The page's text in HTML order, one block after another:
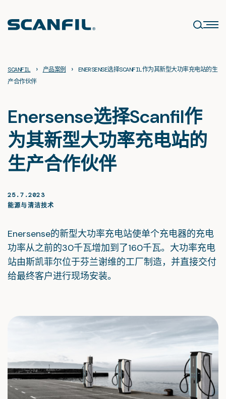
content
SCANFIL › 产品案例 ›
ENERSENSE选择SCANFIL作为其新型大功率充电站的生
产合作伙伴
Enersense选择Scanfil作
为其新型大功率充电站的
生产合作伙伴
25.7.2023
能源与清洁技术
Enersense的新型大功率充电站使单个充电器的充电
功率从之前的30千瓦增加到了160千瓦。大功率充电
站由斯凯菲尔位于芬兰谢维的工厂制造，并直接交付
给最终客户进行现场安装。